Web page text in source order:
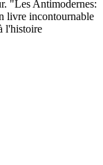
"Les Antimodernes:
livre incontournable
l'histoire